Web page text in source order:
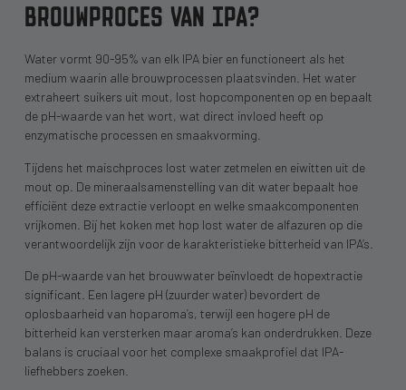
BROUWPROCES VAN IPA?
Water vormt 90-95% van elk IPA bier en functioneert als het
medium waarin alle brouwprocessen plaatsvinden. Het water
extraheert suikers uit mout, lost hopcomponenten op en bepaalt
de pH-waarde van het wort, wat direct invloed heeft op
enzymatische processen en smaakvorming.
Tijdens het maischproces lost water zetmelen en eiwitten uit de
mout op. De mineraalsamenstelling van dit water bepaalt hoe
efficiënt deze extractie verloopt en welke smaakcomponenten
vrijkomen. Bij het koken met hop lost water de alfazuren op die
verantwoordelijk zijn voor de karakteristieke bitterheid van IPA’s.
De pH-waarde van het brouwwater beïnvloedt de hopextractie
significant. Een lagere pH (zuurder water) bevordert de
oplosbaarheid van hoparoma’s, terwijl een hogere pH de
bitterheid kan versterken maar aroma’s kan onderdrukken. Deze
balans is cruciaal voor het complexe smaakprofiel dat IPA-
liefhebbers zoeken.